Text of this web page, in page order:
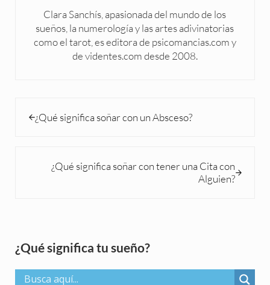
Clara Sanchís, apasionada del mundo de los
sueños, la numerología y las artes adivinatorias
como el tarot, es editora de psicomancias.com y
de videntes.com desde 2008.
¿Qué significa soñar con un Absceso?
¿Qué significa soñar con tener una Cita con
Alguien?
Sidebar
¿Qué significa tu sueño?